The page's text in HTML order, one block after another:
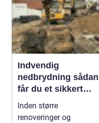
Indvendig
nedbrydning sådan
får du et sikkert
udgangspunkt for
ombygning
Inden større
renoveringer og